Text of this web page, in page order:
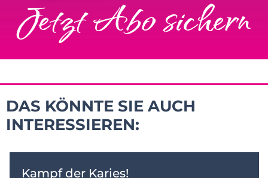
Jetzt Abo sichern
DAS KÖNNTE SIE AUCH
INTERESSIEREN:
Kampf der Karies!